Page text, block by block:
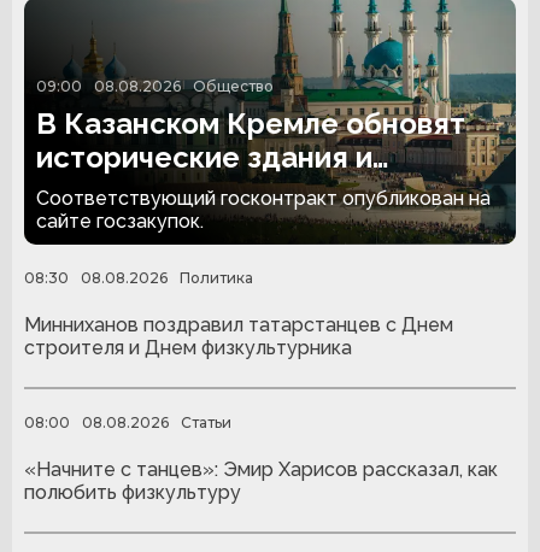
09:00 08.08.2026 Общество
В Казанском Кремле обновят
исторические здания и
территорию за 174,4 млн
рублей
Соответствующий госконтракт опубликован на
сайте госзакупок.
08:30 08.08.2026 Политика
Минниханов поздравил татарстанцев с Днем
строителя и Днем физкультурника
08:00 08.08.2026 Статьи
«Начните с танцев»: Эмир Харисов рассказал, как
полюбить физкультуру